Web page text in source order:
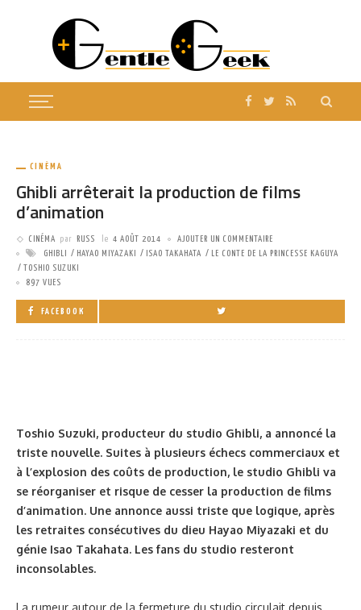
CINÉMA
Ghibli arrêterait la production de films
d’animation
CINÉMA par RUSS le 4 AOÛT 2014
AJOUTER UN COMMENTAIRE
GHIBLI
HAYAO MIYAZAKI ISAO TAKAHATA
LE CONTE DE LA PRINCESSE KAGUYA
TOSHIO SUZUKI
897 VUES
FACEBOOK
Toshio Suzuki, producteur du studio Ghibli, a annoncé la
triste nouvelle. Suites à plusieurs échecs commerciaux et
à l’explosion des coûts de production, le studio Ghibli va
se réorganiser et risque de cesser la production de films
d’animation. Une annonce aussi triste que logique, après
les retraites consécutives du dieu Hayao Miyazaki et du
génie Isao Takahata. Les fans du studio resteront
inconsolables.
La rumeur autour de la fermeture du studio circulait depuis